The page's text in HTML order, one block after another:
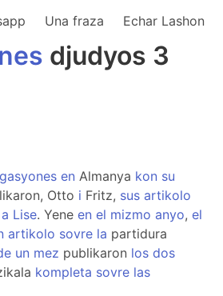
Una fraza Echar Lashon
djudyos 3
en Almanya kon su
Otto i Fritz, sus artikolo
a Lise. Yene en el mizmo anyo, el
artikolo sovre la partidura
un mez publikaron los dos
kompleta sovre las